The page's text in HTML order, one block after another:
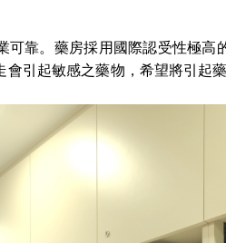
靠。藥房採用國際認受性極高
引起敏感之藥物，希望將引起